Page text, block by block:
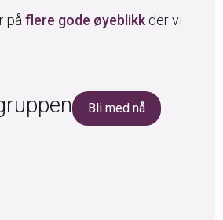
på flere gode øyeblikk der vi
Bli med nå